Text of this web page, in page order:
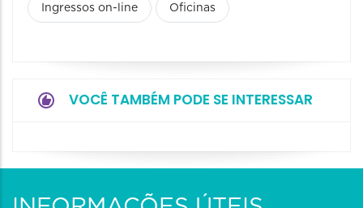
Ingressos on-line Oficinas
VOCÊ TAMBÉM PODE SE INTERESSAR